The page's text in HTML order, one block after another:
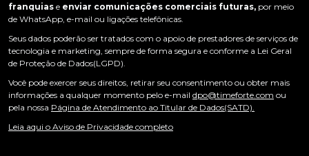
franquias e enviar comunicações comerciais futuras, por meio
de WhatsApp, e-mail ou ligações telefônicas.
Seus dados poderão ser tratados com o apoio de prestadores de serviços de
tecnologia e marketing, sempre de forma segura e conforme a Lei Geral
de Proteção de Dados(LGPD).
Você pode exercer seus direitos, retirar seu consentimento ou obter mais
informações a qualquer momento pelo e-mail dpo@timeforte.com ou
pela nossa Página de Atendimento ao Titular de Dados(SATD).
Leia aqui o Aviso de Privacidade completo